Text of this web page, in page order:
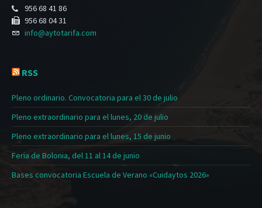
956 68 41 86
956 68 04 31
info@aytotarifa.com
RSS
Pleno ordinario. Convocatoria para el 30 de julio
Pleno extraordinario para el lunes, 20 de julio
Pleno extraordinario para el lunes, 15 de junio
Feria de Bolonia, del 11 al 14 de junio
Bases convocatoria Escuela de Verano «Cuidaytos 2026»